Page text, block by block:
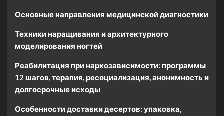
Основные направления медицинской диагностики
Техники наращивания и архитектурного
моделирования ногтей
Реабилитация при наркозависимости: программы
12 шагов, терапия, ресоциализация, анонимность и
долгосрочные исходы
Особенности доставки десертов: упаковка,